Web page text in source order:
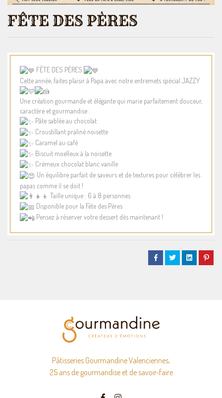
FÊTE DES PÈRES
FÊTE DES PÈRES
Cette année, faites plaisir à Papa avec notre entremets spécial JAZZY
Une création gourmande et élégante qui marie parfaitement douceur,
caractère et gourmandise :
Pâte sablée au chocolat
Croustillant praliné noisette
Caramel au café
Biscuit moelleux à la noisette
Crémeux chocolat blanc vanille
Un équilibre parfait de saveurs et de textures pour célébrer les
papas comme il se doit !
Taille unique : 6 à 8 personnes
Disponible pour la Fête des Pères
Pensez à réserver votre dessert dès maintenant !
Pâtisseries Gourmandine Valenciennes,
25 ans de gourmandise et de savoir-faire